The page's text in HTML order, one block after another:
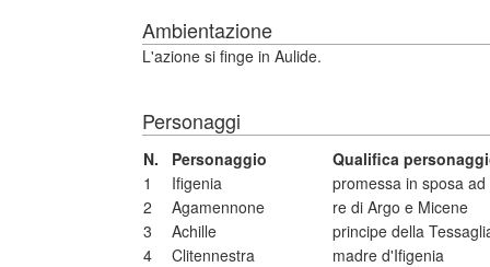
Ambientazione
L'azione si finge in Aulide.
Personaggi
N. Personaggio
Qualifica
1
Ifigenia
promessa in sposa
2
Agamennone
re di Argo e Micene
3
Achille
principe della
4
Clitennestra
madre d'Ifigenia